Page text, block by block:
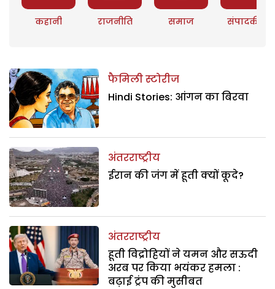
कहानी राजनीति समाज संपादकीय
फैमिली स्टोरीज
Hindi Stories: आंगन का बिरवा
अंतरराष्ट्रीय
ईरान की जंग में हूती क्यों कूदे?
अंतरराष्ट्रीय
हूती विद्रोहियों ने यमन और सऊदी
अरब पर किया भयंकर हमला :
बढ़ाई ट्रंप की मुसीबत